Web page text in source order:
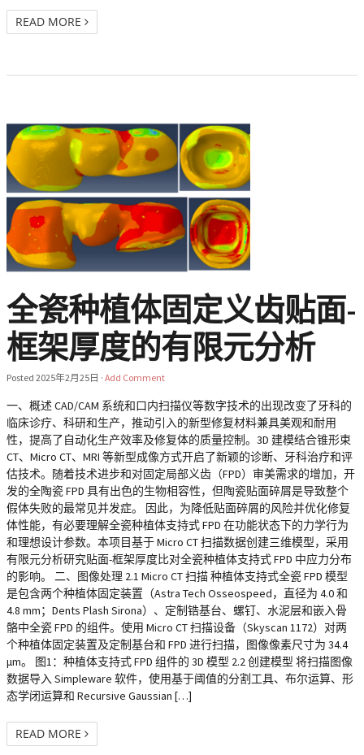
READ MORE
全瓷种植体固定义齿贴面-
框架厚度的有限元分析
Posted 2025年2月25日 · Add Comment
一、概述 CAD/CAM 系统和口内扫描仪等数字技术的出现改变了牙科的
临床诊疗、科研和生产，推动引入的新型修复材料兼具美观和耐用
性，提高了自动化生产效率及修复体的质量控制。3D 建模结合锥形束
CT、Micro CT、MRI 等新型成像方式开启了新颖的诊断、牙科治疗和评
估技术。随着技术进步和对固定局部义齿（FPD）审美需求的增加，开
发的全陶瓷 FPD 具有出色的生物相容性，但陶瓷贴面碎屑是导致整个
假体失败的最常见并发症。 因此，为降低贴面碎屑的风险并优化修复
体性能，有必要理解全瓷种植体支持式 FPD 在功能状态下的力学行为
和理想设计参数。本项目基于 Micro CT 扫描数据创建三维模型，采用
有限元分析研究贴面-框架厚度比对全瓷种植体支持式 FPD 中应力分布
的影响。 二、图像处理 2.1 Micro CT 扫描 种植体支持式全瓷 FPD 模型
是包含两个种植体固定装置（Astra Tech Osseospeed，直径为 4.0 和
4.8 mm；Dents Plash Sirona）、定制锆基台、螺钉、水泥层和嵌入骨
骼中全瓷 FPD 的组件。使用 Micro CT 扫描设备（Skyscan 1172）对两
个种植体固定装置及定制基台和 FPD 进行扫描，图像像素尺寸为 34.4
μm。 图1：种植体支持式 FPD 组件的 3D 模型 2.2 创建模型 将扫描图像
数据导入 Simpleware 软件，使用基于阈值的分割工具、布尔运算、形
态学闭运算和 Recursive Gaussian […]
READ MORE